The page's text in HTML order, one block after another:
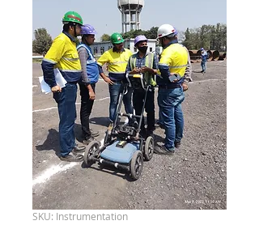
SKU: Instrumentation